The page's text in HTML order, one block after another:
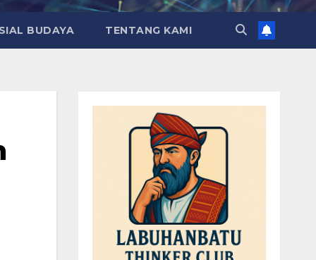
BUDAYA TENTANG KAMI